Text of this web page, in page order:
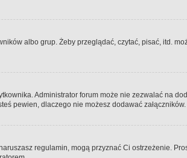
albo grup. Żeby przeglądać, czytać, pisać, itd.
Administrator forum może nie zezwalać na
pewien, dlaczego nie możesz dodawać załączników.
regulamin, mogą przyznać Ci ostrzeżenie.